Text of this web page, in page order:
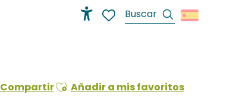
Buscar
CompartirAjouter aux favoris
Añadir a mis favoritos